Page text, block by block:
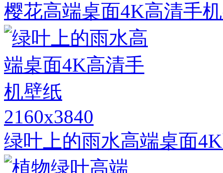
樱花高端桌面4K高清手
2160x3840
绿叶上的雨水高端桌面